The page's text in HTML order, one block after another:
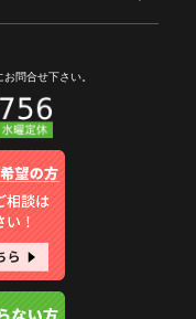
お問合せ下さい。